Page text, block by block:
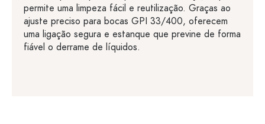
permite uma limpeza fácil e reutilização. Graças ao
ajuste preciso para bocas GPI 33/400, oferecem
uma ligação segura e estanque que previne de forma
fiável o derrame de líquidos.